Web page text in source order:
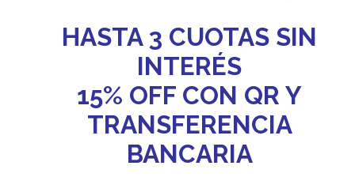
HASTA 3 CUOTAS SIN
INTERÉS
15% OFF CON QR Y
TRANSFERENCIA
BANCARIA